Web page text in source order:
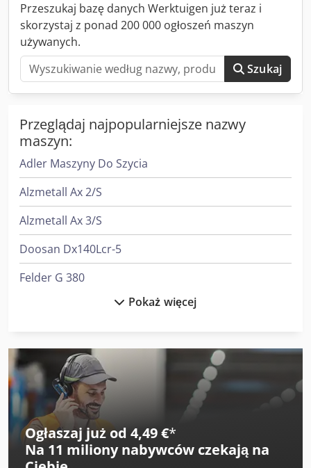
Przeszukaj bazę danych Werktuigen już teraz i
skorzystaj z ponad 200 000 ogłoszeń maszyn
używanych.
Szukaj
Przeglądaj najpopularniejsze nazwy
maszyn:
Adler Maszyny Do Szycia
Alzmetall Ax 2/S
Alzmetall Ax 3/S
Doosan Dx140Lcr-5
Felder G 380
Fischer & Krecke Maszyny Do Worków
Heidenreich & Harbeck Wytaczarki Do Otworów Głębokich
Index Ms22-6
Komatsu Hb365Lc-3
Pokaż więcej
Ogłaszaj już od 4,49 €*
Na 11 miliony nabywców czekają na